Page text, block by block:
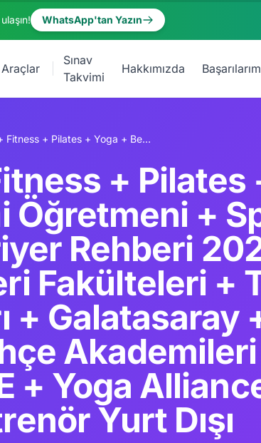
WhatsApp'tan Yazın
Araçlar
Sınav
Takvimi
Hakkımızda
Spor Antrenörü + Fitness + Pilates + Yoga + Beden Eğitimi Öğretmeni + Spor Bilimleri Komple Kariyer Rehberi 2026: BESYO + Spor Bilimleri Fakülteleri + TFF Antrenör Lisansları + Galatasaray + Beşiktaş + Fenerbahçe Akademileri + ACSM + NSCA + ACE + Yoga Alliance + ISSA + UEFA Antrenör Yurt Dışı
+ Pilates
Öğretmeni +
Rehberi
Fakülteleri +
+ Galatasaray
+ Yoga
Yurt Dışı